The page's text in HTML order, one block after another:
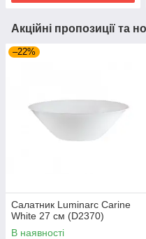
Акційні пропозиції та
–22%
Салатник Luminarc Carine
White 27 см (D2370)
В наявності